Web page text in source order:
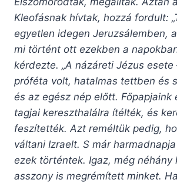
Kleofásnak hívtak, hozzá fordult:
egyetlen idegen Jeruzsálemben,
mi történt ott ezekben a
kérdezte. „A názáreti Jézus
próféta volt, hatalmas tettben és
és az egész nép előtt. Főpapjaink
tagjai kereszthalálra ítélték, és
feszítették. Azt reméltük pedig,
váltani Izraelt. S már
ezek történtek. Igaz, még néhány
asszony is megrémített minket.